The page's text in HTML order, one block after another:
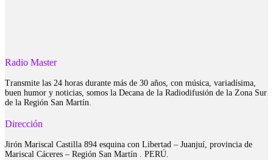
Radio Master
Transmite las 24 horas durante más de 30 años, con música, variadísima,
buen humor y noticias, somos la Decana de la Radiodifusión de la Zona Sur
de la Región San Martín.
Dirección
Jirón Mariscal Castilla 894 esquina con Libertad – Juanjuí, provincia de
Mariscal Cáceres – Región San Martín . PERÚ.